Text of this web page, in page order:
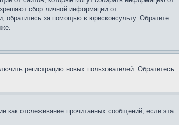
сбор личной информации от
за помощью к юрисконсульту. Обратите
регистрацию новых пользователей. Обратитесь
как отслеживание прочитанных сообщений, если эта